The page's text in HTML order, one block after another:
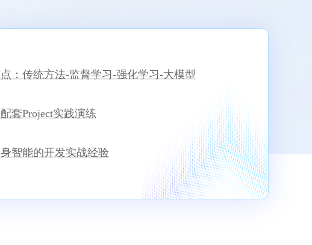
：传统方法-监督学习-强化学习-大模型
套Project实践演练
智能的开发实战经验